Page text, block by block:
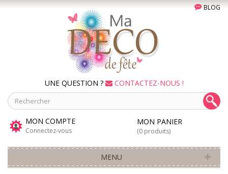
BLOG
UNE QUESTION ? CONTACTEZ-NOUS !
MON COMPTE
Connectez-vous
MON PANIER
(0 produits)
MENU